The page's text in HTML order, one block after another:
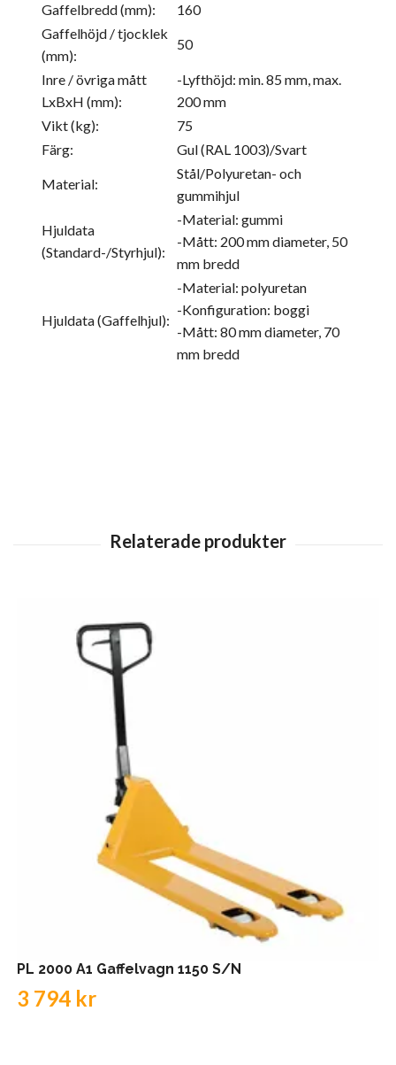
Gaffelbredd (mm):
160
Gaffelhöjd / tjocklek
(mm):
50
Inre / övriga mått
LxBxH (mm):
-Lyfthöjd: min. 85 mm, max.
200 mm
Vikt (kg):
75
Färg:
Gul (RAL 1003)/Svart
Material:
Stål/Polyuretan- och
gummihjul
Hjuldata
(Standard-/Styrhjul):
-Material: gummi
-Mått: 200 mm diameter, 50
mm bredd
Hjuldata (Gaffelhjul):
-Material: polyuretan
-Konfiguration: boggi
-Mått: 80 mm diameter, 70
mm bredd
PL 2000 A1 Gaffelvagn 1150 S/N
3 794 kr